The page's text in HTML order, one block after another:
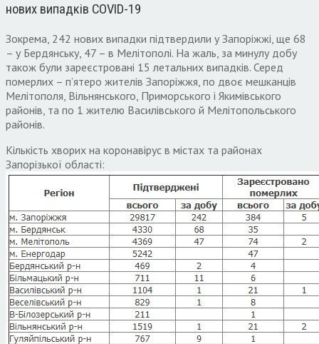
нових випадків COVID-19
Зокрема, 242 нових випадки підтвердили у Запоріжжі, ще 68
– у Бердянську, 47 – в Мелітополі. На жаль, за минулу добу
також були зареєстровані 15 летальних випадків. Серед
померлих – п’ятеро жителів Запоріжжя, по двоє мешканців
Мелітополя, Вільнянського, Приморського і Якимівського
районів, та по 1 жителю Василівського й Мелітопольського
районів.
Кількість хворих на коронавірус в містах та районах
Запорізької області: